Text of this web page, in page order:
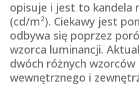
opisuje i jest to kandela
(cd/m²). Ciekawy jest
odbywa się poprzez
wzorca luminancji.
dwóch różnych wzorców
wewnętrznego i